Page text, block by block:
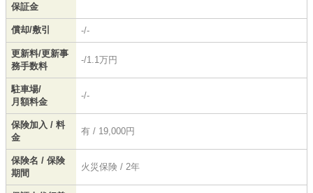
保証金
償却/敷引 -/-
更新料/更新事
務手数料
-/1.1万円
駐車場/
月額料金
-/-
保険加入 / 料
金
有 / 19,000円
保険名 / 保険
期間
火災保険 / 2年